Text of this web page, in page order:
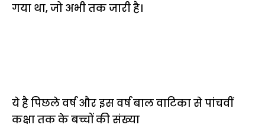
गया था, जो अभी तक जारी है।
ये है पिछले वर्ष और इस वर्ष बाल वाटिका से पांचवीं
कक्षा तक के बच्चों की संख्या